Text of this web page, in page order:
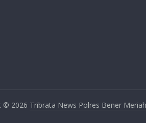
© 2026 Tribrata News Polres Bener Meriah